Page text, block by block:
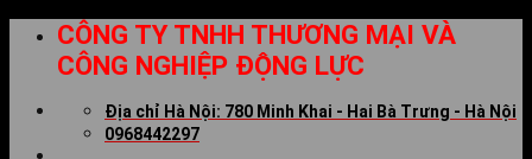
Skip
content
CÔNG TY TNHH THƯƠNG MẠI VÀ
CÔNG NGHIỆP ĐỘNG LỰC
Địa chỉ Hà Nội: 780 Minh Khai - Hai Bà Trưng - Hà Nội
0968442297